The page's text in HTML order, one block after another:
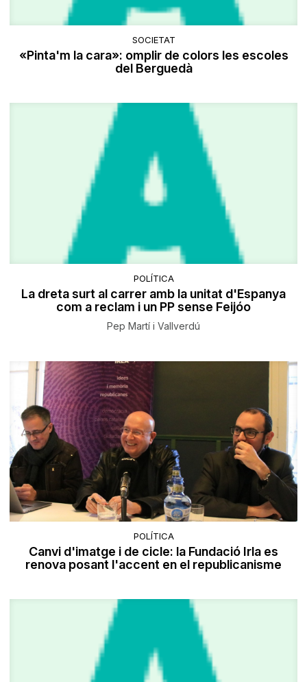
SOCIETAT
«Pinta'm la cara»: omplir de colors les escoles
del Berguedà
POLÍTICA
La dreta surt al carrer amb la unitat d'Espanya
com a reclam i un PP sense Feijóo
Pep Martí i Vallverdú
POLÍTICA
Canvi d'imatge i de cicle: la Fundació Irla es
renova posant l'accent en el republicanisme